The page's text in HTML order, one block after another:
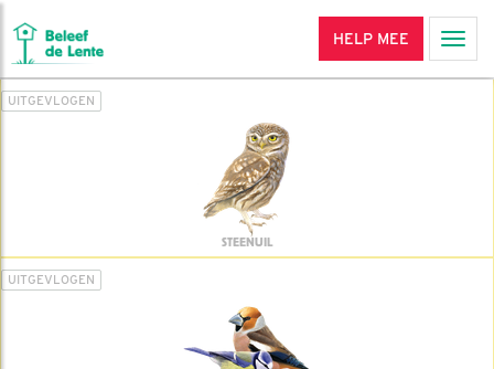
HELP MEE
UITGEVLOGEN
STEENUIL
UITGEVLOGEN